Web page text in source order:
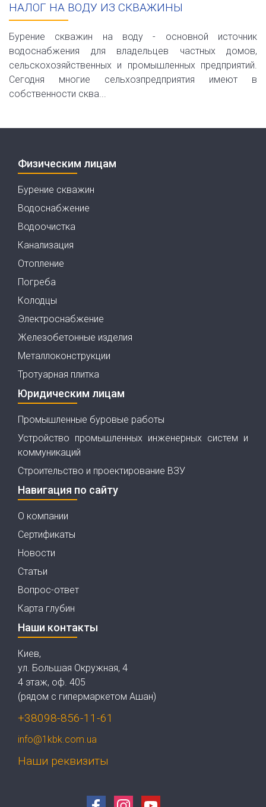
НАЛОГ НА ВОДУ ИЗ СКВАЖИНЫ
Бурение скважин на воду - основной источник
водоснабжения для владельцев частных домов,
сельскохозяйственных и промышленных предприятий.
Сегодня многие сельхозпредприятия имеют в
собственности сква...
Физическим лицам
Бурение скважин
Водоснабжение
Водоочистка
Канализация
Отопление
Погреба
Колодцы
Электроснабжение
Железобетонные изделия
Металлоконструкции
Тротуарная плитка
Юридическим лицам
Промышленные буровые работы
Устройство промышленных инженерных систем и
коммуникаций
Строительство и проектирование ВЗУ
Навигация по сайту
О компании
Сертификаты
Новости
Статьи
Вопрос-ответ
Карта глубин
Наши контакты
Киев,
ул. Большая Окружная, 4
4 этаж, оф. 405
(рядом с гипермаркетом Ашан)
+38098-856-11-61
info@1kbk.com.ua
Наши реквизиты